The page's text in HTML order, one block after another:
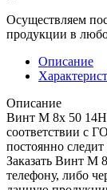
Осуществляем
продукции в
Описание
Описание
Винт M 8x 50
соответствии с
постоянно
Заказать Винт
телефону, либо